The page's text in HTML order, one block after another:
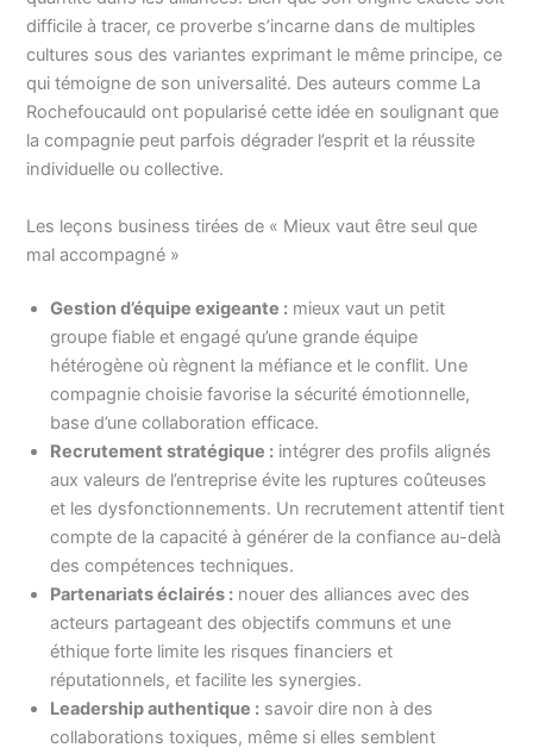
difficile à tracer, ce proverbe s’incarne dans de multiples
cultures sous des variantes exprimant le même principe, ce
qui témoigne de son universalité. Des auteurs comme La
Rochefoucauld ont popularisé cette idée en soulignant que
la compagnie peut parfois dégrader l’esprit et la réussite
individuelle ou collective.
Les leçons business tirées de « Mieux vaut être seul que
mal accompagné »
Gestion d’équipe exigeante : mieux vaut un petit
groupe fiable et engagé qu’une grande équipe
hétérogène où règnent la méfiance et le conflit. Une
compagnie choisie favorise la sécurité émotionnelle,
base d’une collaboration efficace.
Recrutement stratégique : intégrer des profils alignés
aux valeurs de l’entreprise évite les ruptures coûteuses
et les dysfonctionnements. Un recrutement attentif tient
compte de la capacité à générer de la confiance au-delà
des compétences techniques.
Partenariats éclairés : nouer des alliances avec des
acteurs partageant des objectifs communs et une
éthique forte limite les risques financiers et
réputationnels, et facilite les synergies.
Leadership authentique : savoir dire non à des
collaborations toxiques, même si elles semblent